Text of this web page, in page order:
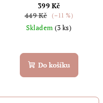
399 Kč
449 Kč
(–11 %)
Skladem (3 ks)
Do košíku